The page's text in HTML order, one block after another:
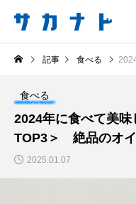
サカナをもっと好きになる
知る 食べる 楽しむ
注目記事 サカナを
食べる
記事 食べる 2024年
食べる
2024年に食べて美
TOP3＞ 絶品のオ
2025.01.07